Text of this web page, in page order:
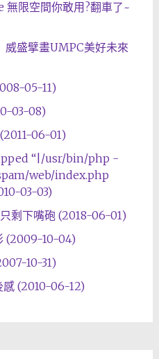
限空間你敢用?翻車了~
盛擘畫UMPC美好未來
05-11)
03-08)
06-01)
“|/usr/bin/php -
web/index.php
03-03)
剩下嘴砲 (2018-06-01)
(2009-10-04)
10-31)
感 (2010-06-12)